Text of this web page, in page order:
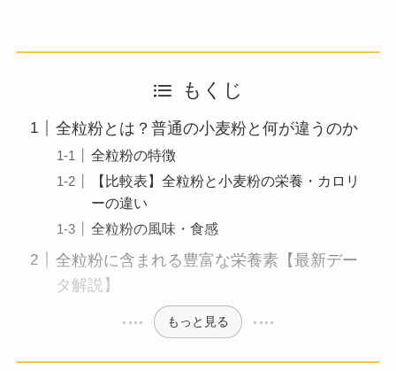
もくじ
全粒粉とは？普通の小麦粉と何が違うのか
全粒粉の特徴
【比較表】全粒粉と小麦粉の栄養・カロリ
ーの違い
全粒粉の風味・食感
全粒粉に含まれる豊富な栄養素【最新デー
タ解説】
もっと見る